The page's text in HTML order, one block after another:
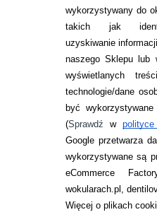
wykorzystywany do
takich jak
uzyskiwanie
naszego Sklepu lub
wyświetlanych
technologie/dane
być
(Sprawdźw
Google przetwarza
wykorzystywane są
eCommerce
wokularach.pl,
Więcej o plikach
INFORMACJE
JAK ZAMAWIAĆ?
ZWROTY I REKLAMACJA
WARUNKI ZAKUPÓW
RANKINGI SOCZEWEK